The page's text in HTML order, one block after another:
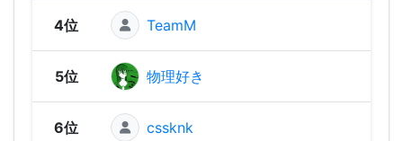
4位 TeamM
5位 物理好き
6位 cssknk